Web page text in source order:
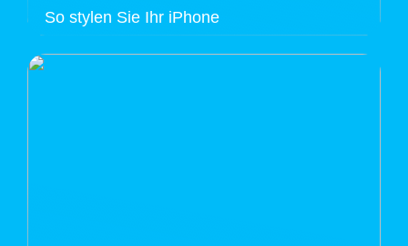
So stylen Sie Ihr iPhone